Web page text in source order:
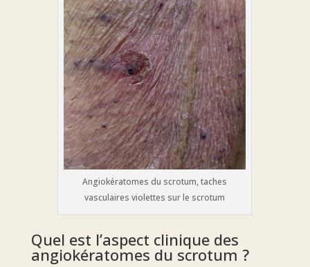
Angiokératomes du scrotum, taches
vasculaires violettes sur le scrotum
Quel est l’aspect clinique des
angiokératomes du scrotum ?